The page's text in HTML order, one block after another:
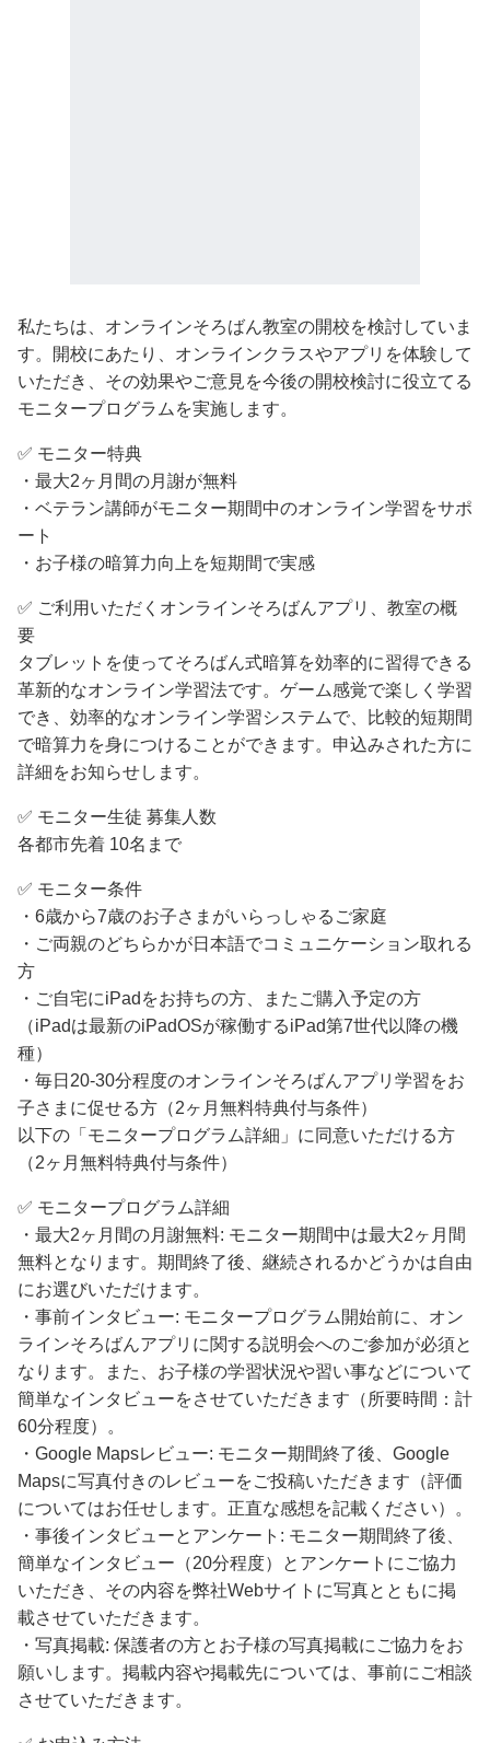
私たちは、オンラインそろばん教室の開校を検討していま
す。開校にあたり、オンラインクラスやアプリを体験して
いただき、その効果やご意見を今後の開校検討に役立てる
モニタープログラムを実施します。
✅️ モニター特典
・最大2ヶ月間の月謝が無料
・ベテラン講師がモニター期間中のオンライン学習をサポ
ート
・お子様の暗算力向上を短期間で実感
✅️ ご利用いただくオンラインそろばんアプリ、教室の概
要
タブレットを使ってそろばん式暗算を効率的に習得できる
革新的なオンライン学習法です。ゲーム感覚で楽しく学習
でき、効率的なオンライン学習システムで、比較的短期間
で暗算力を身につけることができます。申込みされた方に
詳細をお知らせします。
✅️ モニター生徒 募集人数
各都市先着 10名まで
✅️ モニター条件
・6歳から7歳のお子さまがいらっしゃるご家庭
・ご両親のどちらかが日本語でコミュニケーション取れる
方
・ご自宅にiPadをお持ちの方、またご購入予定の方
（iPadは最新のiPadOSが稼働するiPad第7世代以降の機
種）
・毎日20-30分程度のオンラインそろばんアプリ学習をお
子さまに促せる方（2ヶ月無料特典付与条件）
以下の「モニタープログラム詳細」に同意いただける方
（2ヶ月無料特典付与条件）
✅️ モニタープログラム詳細
・最大2ヶ月間の月謝無料: モニター期間中は最大2ヶ月間
無料となります。期間終了後、継続されるかどうかは自由
にお選びいただけます。
・事前インタビュー: モニタープログラム開始前に、オン
ラインそろばんアプリに関する説明会へのご参加が必須と
なります。また、お子様の学習状況や習い事などについて
簡単なインタビューをさせていただきます（所要時間：計
60分程度）。
・Google Mapsレビュー: モニター期間終了後、Google
Mapsに写真付きのレビューをご投稿いただきます（評価
についてはお任せします。正直な感想を記載ください）。
・事後インタビューとアンケート: モニター期間終了後、
簡単なインタビュー（20分程度）とアンケートにご協力
いただき、その内容を弊社Webサイトに写真とともに掲
載させていただきます。
・写真掲載: 保護者の方とお子様の写真掲載にご協力をお
願いします。掲載内容や掲載先については、事前にご相談
させていただきます。